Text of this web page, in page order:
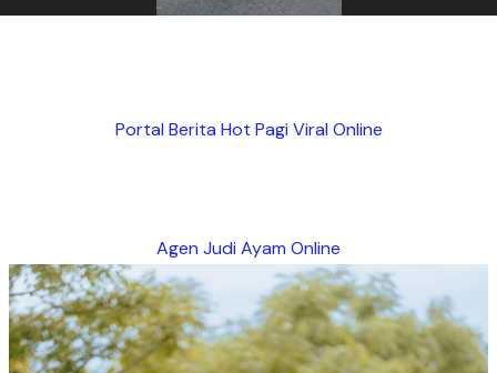
Portal Berita Hot Pagi Viral Online
Agen Judi Ayam Online